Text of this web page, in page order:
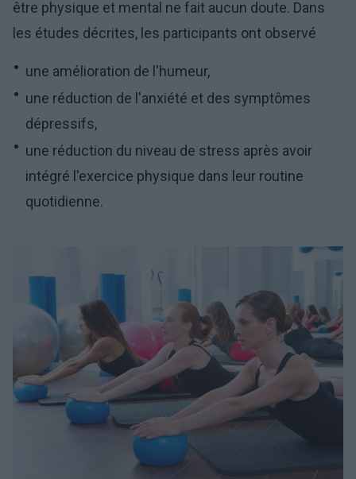
être physique et mental ne fait aucun doute. Dans
les études décrites, les participants ont observé
une amélioration de l'humeur,
une réduction de l'anxiété et des symptômes
dépressifs,
une réduction du niveau de stress après avoir
intégré l'exercice physique dans leur routine
quotidienne.